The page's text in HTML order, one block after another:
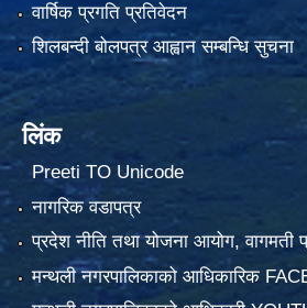
वार्षिक प्रगति प्रतिवेदन
शिलबन्दी बोलपत्र आह्वान सम्बन्धि सुचना
लिंक
Preeti TO Unicode
नागरिक वडापत्र
प्रदेश नीति तथा योजना आयोग, वागमती
मन्थली नगरपालिकाको आधिकारिक